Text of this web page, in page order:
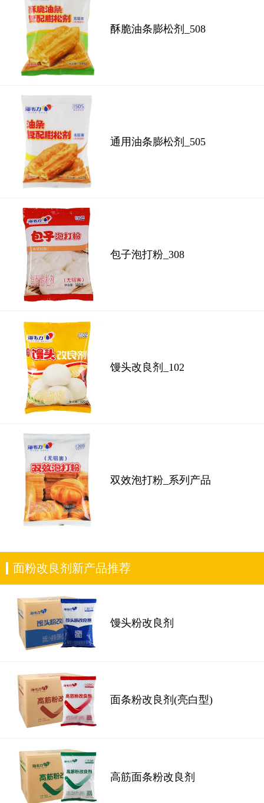
酥脆油条膨松剂_508
通用油条膨松剂_505
包子泡打粉_308
馒头改良剂_102
双效泡打粉_系列产品
面粉改良剂新产品推荐
馒头粉改良剂
面条粉改良剂(亮白型)
高筋面条粉改良剂